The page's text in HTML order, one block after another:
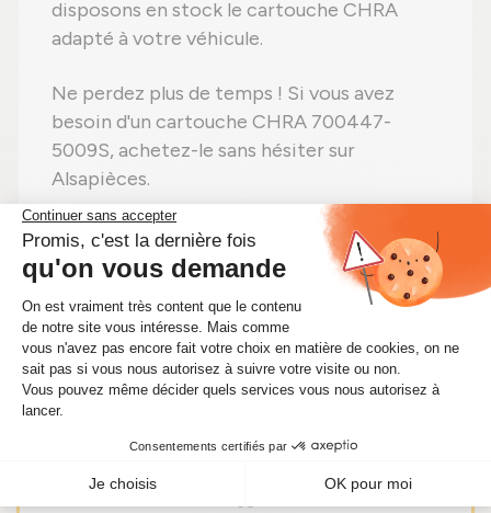
disposons en stock le cartouche CHRA
adapté à votre véhicule.
Ne perdez plus de temps ! Si vous avez
besoin d'un cartouche CHRA 700447-
5009S, achetez-le sans hésiter sur
Alsapièces.
Vous ne trouvez pas votre
pièce ? Faites un devis gratuit
!
OU